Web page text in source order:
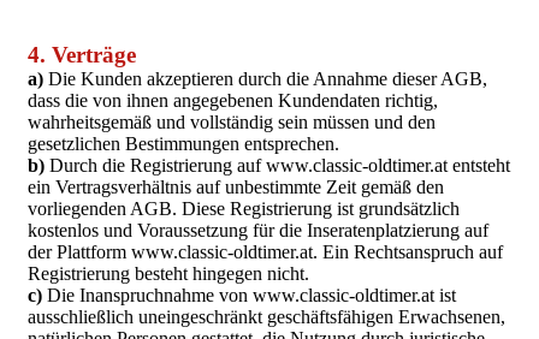
4. Verträge
a) Die Kunden akzeptieren durch die Annahme dieser AGB,
dass die von ihnen angegebenen Kundendaten richtig,
wahrheitsgemäß und vollständig sein müssen und den
gesetzlichen Bestimmungen entsprechen.
b) Durch die Registrierung auf www.classic-oldtimer.at entsteht
ein Vertragsverhältnis auf unbestimmte Zeit gemäß den
vorliegenden AGB. Diese Registrierung ist grundsätzlich
kostenlos und Voraussetzung für die Inseratenplatzierung auf
der Plattform www.classic-oldtimer.at. Ein Rechtsanspruch auf
Registrierung besteht hingegen nicht.
c) Die Inanspruchnahme von www.classic-oldtimer.at ist
ausschließlich uneingeschränkt geschäftsfähigen Erwachsenen,